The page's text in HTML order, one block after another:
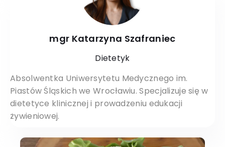
mgr Katarzyna Szafraniec
Dietetyk
Absolwentka Uniwersytetu Medycznego im.
Piastów Śląskich we Wrocławiu. Specjalizuje się w
dietetyce klinicznej i prowadzeniu edukacji
żywieniowej.